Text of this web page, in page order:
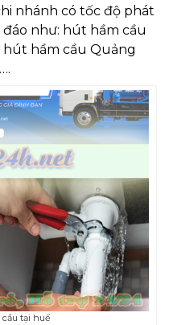
nhánh có tốc độ phát
như: hút hầm cầu
hút hầm cầu Quảng
tại huế